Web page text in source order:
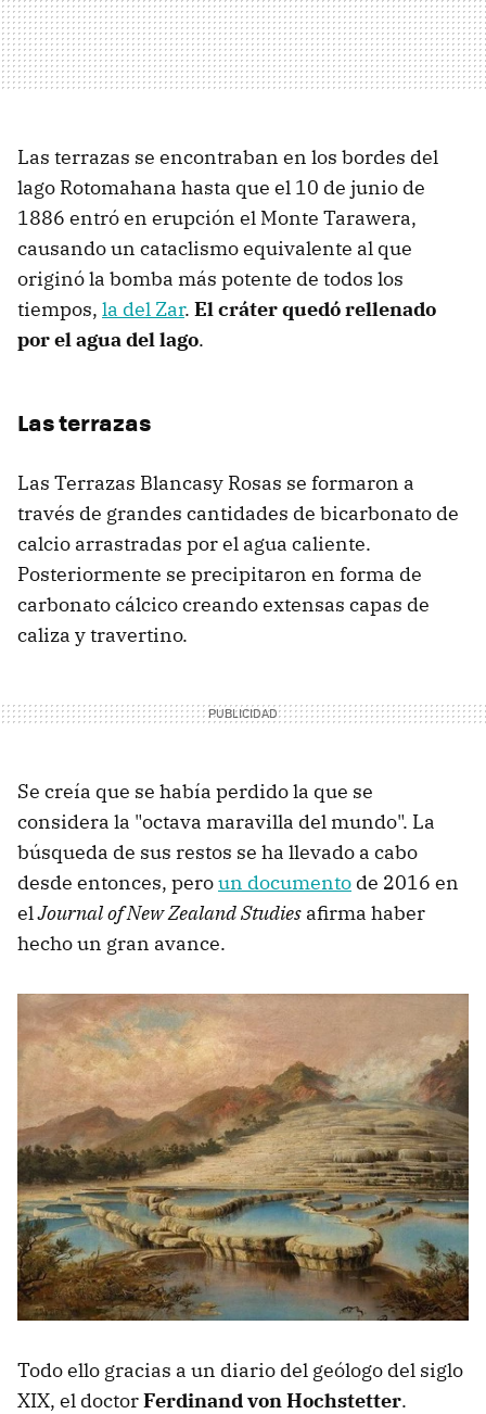
Las terrazas se encontraban en los bordes del
lago Rotomahana hasta que el 10 de junio de
1886 entró en erupción el Monte Tarawera,
causando un cataclismo equivalente al que
originó la bomba más potente de todos los
tiempos, la del Zar. El cráter quedó rellenado
por el agua del lago.
Las terrazas
Las Terrazas Blancasy Rosas se formaron a
través de grandes cantidades de bicarbonato de
calcio arrastradas por el agua caliente.
Posteriormente se precipitaron en forma de
carbonato cálcico creando extensas capas de
caliza y travertino.
Se creía que se había perdido la que se
considera la "octava maravilla del mundo". La
búsqueda de sus restos se ha llevado a cabo
desde entonces, peroun documento de 2016 en
elJournal of New Zealand Studies afirma haber
hecho un gran avance.
Todo ello gracias a un diario del geólogo del siglo
XIX, el doctorFerdinand von Hochstetter.